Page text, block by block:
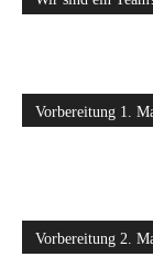
Vorbereitung 1.
Vorbereitung 2.